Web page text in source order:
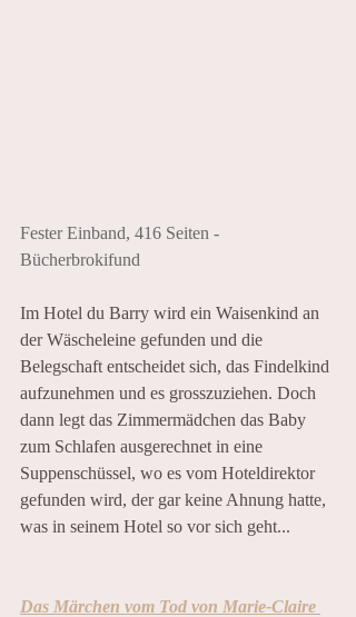
Fester Einband, 416 Seiten -
Bücherbrokifund
Im Hotel du Barry wird ein Waisenkind an
der Wäscheleine gefunden und die
Belegschaft entscheidet sich, das Findelkind
aufzunehmen und es grosszuziehen. Doch
dann legt das Zimmermädchen das Baby
zum Schlafen ausgerechnet in eine
Suppenschüssel, wo es vom Hoteldirektor
gefunden wird, der gar keine Ahnung hatte,
was in seinem Hotel so vor sich geht...
Das Märchen vom Tod von Marie-Claire